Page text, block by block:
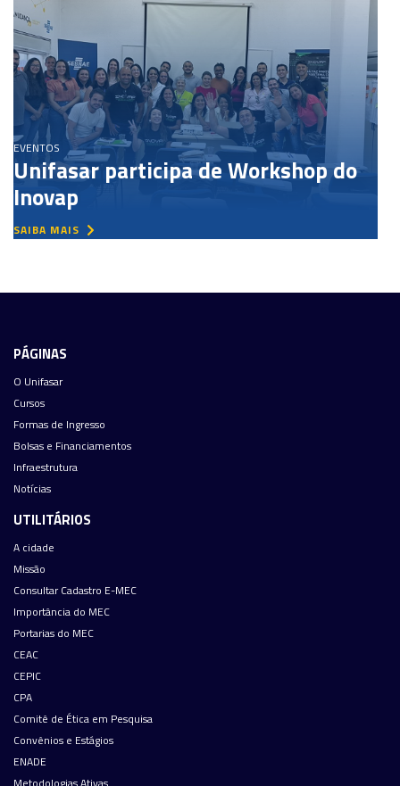
EVENTOS
Unifasar participa de Workshop do
Inovap
SAIBA MAIS
PÁGINAS
O Unifasar
Cursos
Formas de Ingresso
Bolsas e Financiamentos
Infraestrutura
Notícias
UTILITÁRIOS
A cidade
Missão
Consultar Cadastro E-MEC
Importância do MEC
Portarias do MEC
CEAC
CEPIC
CPA
Comitê de Ética em Pesquisa
Convênios e Estágios
ENADE